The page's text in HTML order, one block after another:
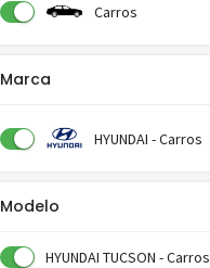
Carros
Marca
HYUNDAI - Carros
Modelo
HYUNDAI TUCSON - Carros